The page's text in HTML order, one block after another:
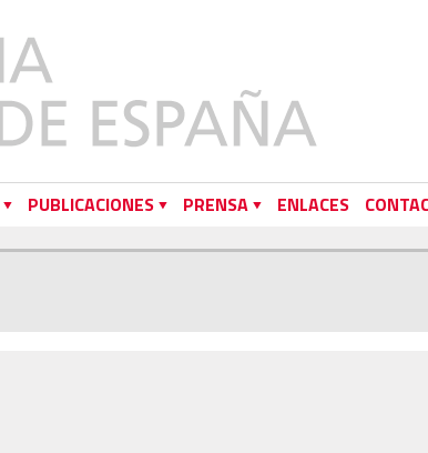
PUBLICACIONES PRENSA ENLACES